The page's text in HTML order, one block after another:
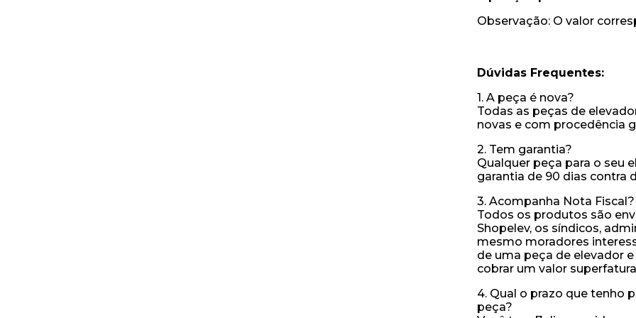
Observação: O valor
Dúvidas Frequentes:
1. A peça é nova?
Todas as peças de
novas e com procedência
2. Tem garantia?
Qualquer peça para o seu
garantia de 90 dias contra
3. Acompanha Nota Fiscal?
Todos os produtos são
Shopelev, os síndicos,
mesmo moradores
de uma peça de elevador
cobrar um valor
4. Qual o prazo que tenho
peça?